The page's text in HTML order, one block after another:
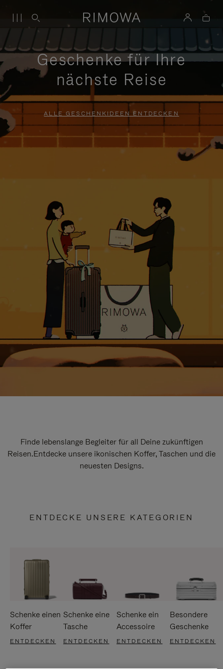
Geschenke für Ihre
nächste Reise
ALLE GESCHENKIDEEN ENTDECKEN
Finde lebenslange Begleiter für all Deine zukünftigen
Reisen.Entdecke unsere ikonischen Koffer, Taschen und die
neuesten Designs.
ENTDECKE UNSERE KATEGORIEN
Schenke einen
Koffer
ENTDECKEN
Schenke eine
Tasche
ENTDECKEN
Schenke ein
Accessoire
ENTDECKEN
Besondere
Geschenke
ENTDECKEN